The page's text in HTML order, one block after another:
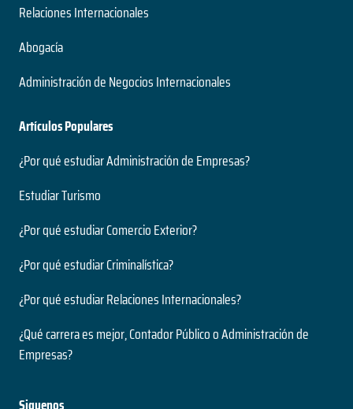
Relaciones Internacionales
Abogacía
Administración de Negocios Internacionales
Artículos Populares
¿Por qué estudiar Administración de Empresas?
Estudiar Turismo
¿Por qué estudiar Comercio Exterior?
¿Por qué estudiar Criminalística?
¿Por qué estudiar Relaciones Internacionales?
¿Qué carrera es mejor, Contador Público o Administración de
Empresas?